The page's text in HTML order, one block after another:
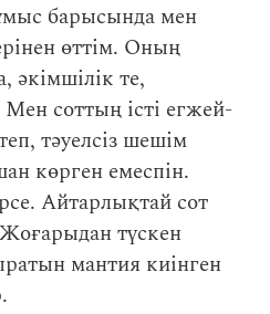
барысында мен
өттім. Оның
әкімшілік те,
соттың істі егжей-
тәуелсіз шешім
көрген емеспін.
Айтарлықтай сот
түскен
мантия киінген